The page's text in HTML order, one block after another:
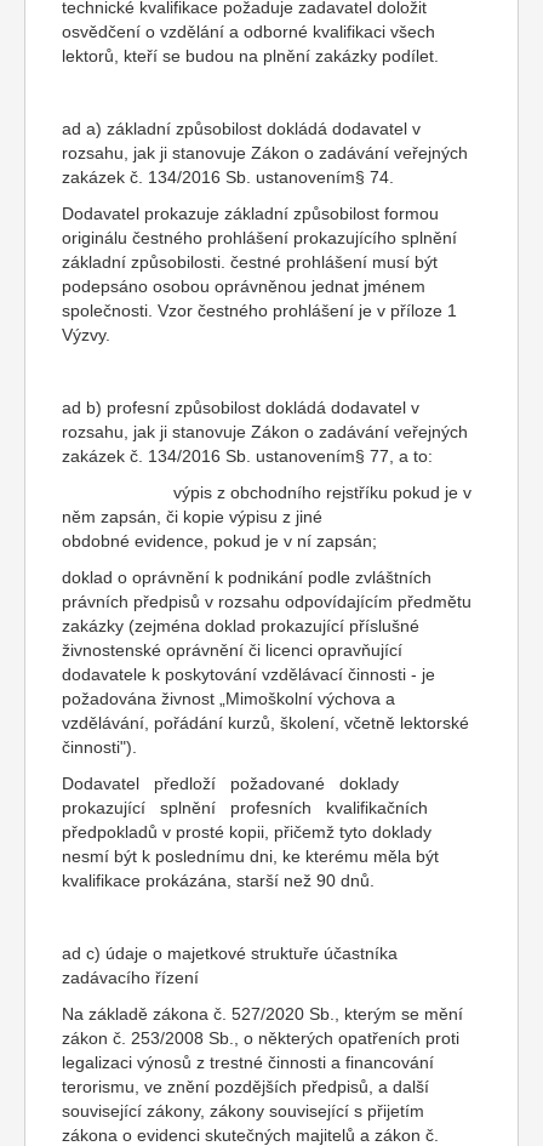
technické kvalifikace požaduje zadavatel doložit
osvědčení o vzdělání a odborné kvalifikaci všech
lektorů, kteří se budou na plnění zakázky podílet.
ad a) základní způsobilost dokládá dodavatel v
rozsahu, jak ji stanovuje Zákon o zadávání veřejných
zakázek č. 134/2016 Sb. ustanovením§ 74.
Dodavatel prokazuje základní způsobilost formou
originálu čestného prohlášení prokazujícího splnění
základní způsobilosti. čestné prohlášení musí být
podepsáno osobou oprávněnou jednat jménem
společnosti. Vzor čestného prohlášení je v příloze 1
Výzvy.
ad b) profesní způsobilost dokládá dodavatel v
rozsahu, jak ji stanovuje Zákon o zadávání veřejných
zakázek č. 134/2016 Sb. ustanovením§ 77, a to:
výpis z obchodního rejstříku pokud je v
něm zapsán, či kopie výpisu z jiné
obdobné evidence, pokud je v ní zapsán;
doklad o oprávnění k podnikání podle zvláštních
právních předpisů v rozsahu odpovídajícím předmětu
zakázky (zejména doklad prokazující příslušné
živnostenské oprávnění či licenci opravňující
dodavatele k poskytování vzdělávací činnosti - je
požadována živnost „Mimoškolní výchova a
vzdělávání, pořádání kurzů, školení, včetně lektorské
činnosti").
Dodavatel předloží požadované doklady
prokazující splnění profesních kvalifikačních
předpokladů v prosté kopii, přičemž tyto doklady
nesmí být k poslednímu dni, ke kterému měla být
kvalifikace prokázána, starší než 90 dnů.
ad c) údaje o majetkové struktuře účastníka
zadávacího řízení
Na základě zákona č. 527/2020 Sb., kterým se mění
zákon č. 253/2008 Sb., o některých opatřeních proti
legalizaci výnosů z trestné činnosti a financování
terorismu, ve znění pozdějších předpisů, a další
související zákony, zákony související s přijetím
zákona o evidenci skutečných majitelů a zákon č.